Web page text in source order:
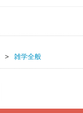
雑学全般